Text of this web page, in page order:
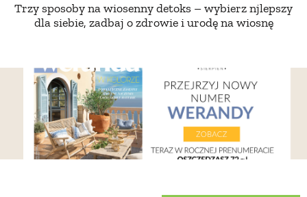
Trzy sposoby na wiosenny detoks – wybierz njlepszy
dla siebie, zadbaj o zdrowie i urodę na wiosnę